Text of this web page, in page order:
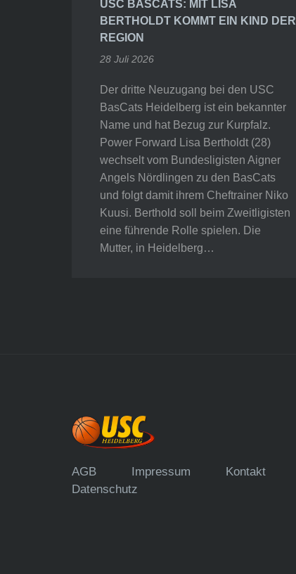
USC BASCATS: MIT LISA
BERTHOLDT KOMMT EIN KIND DER
REGION
28 Juli 2026
Der dritte Neuzugang bei den USC
BasCats Heidelberg ist ein bekannter
Name und hat Bezug zur Kurpfalz.
Power Forward Lisa Bertholdt (28)
wechselt vom Bundesligisten Aigner
Angels Nördlingen zu den BasCats
und folgt damit ihrem Cheftrainer Niko
Kuusi. Berthold soll beim Zweitligisten
eine führende Rolle spielen. Die
Mutter, in Heidelberg…
AGB Impressum
Kontakt
Datenschutz